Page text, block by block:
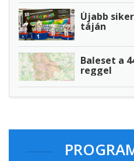
Újabb siker
táján
Baleset a
reggel